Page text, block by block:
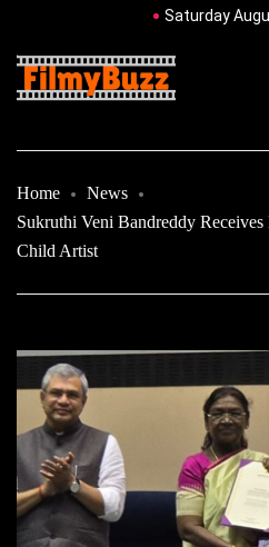
Saturday
Home
News
Sukruthi Veni Bandreddy
Child Artist